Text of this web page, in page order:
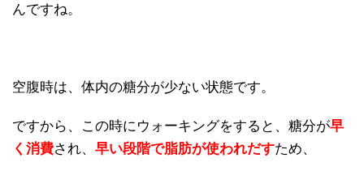
んですね。
空腹時は、体内の糖分が少ない状態です。
ですから、この時にウォーキングをすると、糖分が早
く消費され、 早い段階で脂肪が使われだすため、